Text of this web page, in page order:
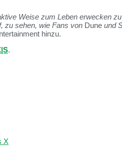
Weise zum Leben erwecken
zu sehen, wie Fans von Dune und
hinzu.
.
X